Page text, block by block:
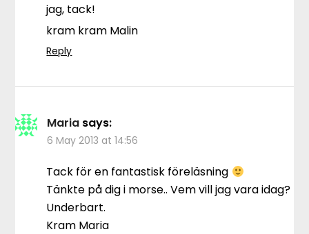
jag, tack!
kram kram Malin
Reply
Maria says:
6 May 2013 at 14:56
Tack för en fantastisk föreläsning
Tänkte på dig i morse.. Vem vill jag vara idag?
Underbart.
Kram Maria